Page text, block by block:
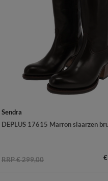
Sendra
DEPLUS 17615 Marron slaarzen
RRP € 299,00